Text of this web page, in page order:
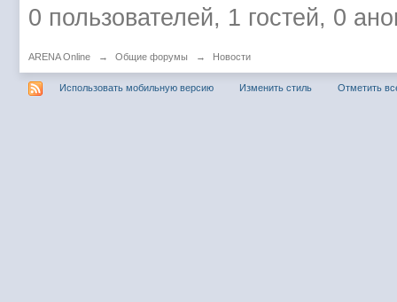
0 пользователей, 1 гостей, 0
ARENA Online → Общие форумы → Новости
Использовать мобильную версию Изменить стиль Отметить